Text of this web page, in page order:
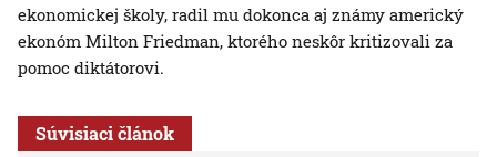
ekonomickej školy, radil mu dokonca aj známy americký
ekonóm Milton Friedman, ktorého neskôr kritizovali za
pomoc diktátorovi.
Súvisiaci článok